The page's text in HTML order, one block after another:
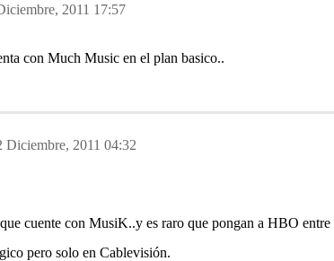
2011 17:57
con Much Music en el plan basico..
Diciembre, 2011 04:32
cuente con MusiK..y es raro que pongan a HBO entre
pero solo en Cablevisión.